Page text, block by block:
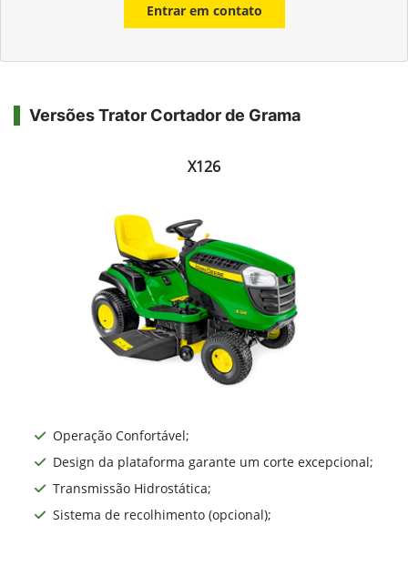
Entrar em contato
Versões Trator Cortador de Grama
X126
Operação Confortável;
Design da plataforma garante um corte excepcional;
Transmissão Hidrostática;
Sistema de recolhimento (opcional);